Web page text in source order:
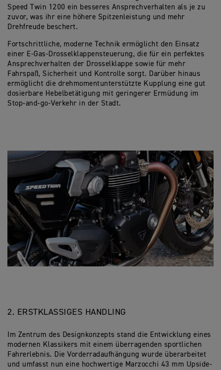
Speed Twin 1200 ein besseres Ansprechverhalten als je zu
zuvor, was ihr eine höhere Spitzenleistung und mehr
Drehfreude beschert.
Fortschrittliche, moderne Technik ermöglicht den Einsatz
einer E-Gas-Drosselklappensteuerung, die für ein perfektes
Ansprechverhalten der Drosselklappe sowie für mehr
Fahrspaß, Sicherheit und Kontrolle sorgt. Darüber hinaus
ermöglicht die drehmomentunterstützte Kupplung eine gut
dosierbare Hebelbetätigung mit geringerer Ermüdung im
Stop-and-go-Verkehr in der Stadt.
2. ERSTKLASSIGES HANDLING
Im Zentrum des Designkonzepts stand die Entwicklung eines
modernen Klassikers mit einem überragenden sportlichen
Fahrerlebnis. Die Vorderradaufhängung wurde überarbeitet
und umfasst nun eine hochwertige Marzocchi 43 mm Upside-